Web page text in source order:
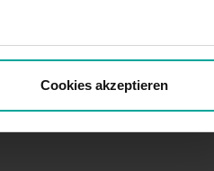
Cookies akzeptieren